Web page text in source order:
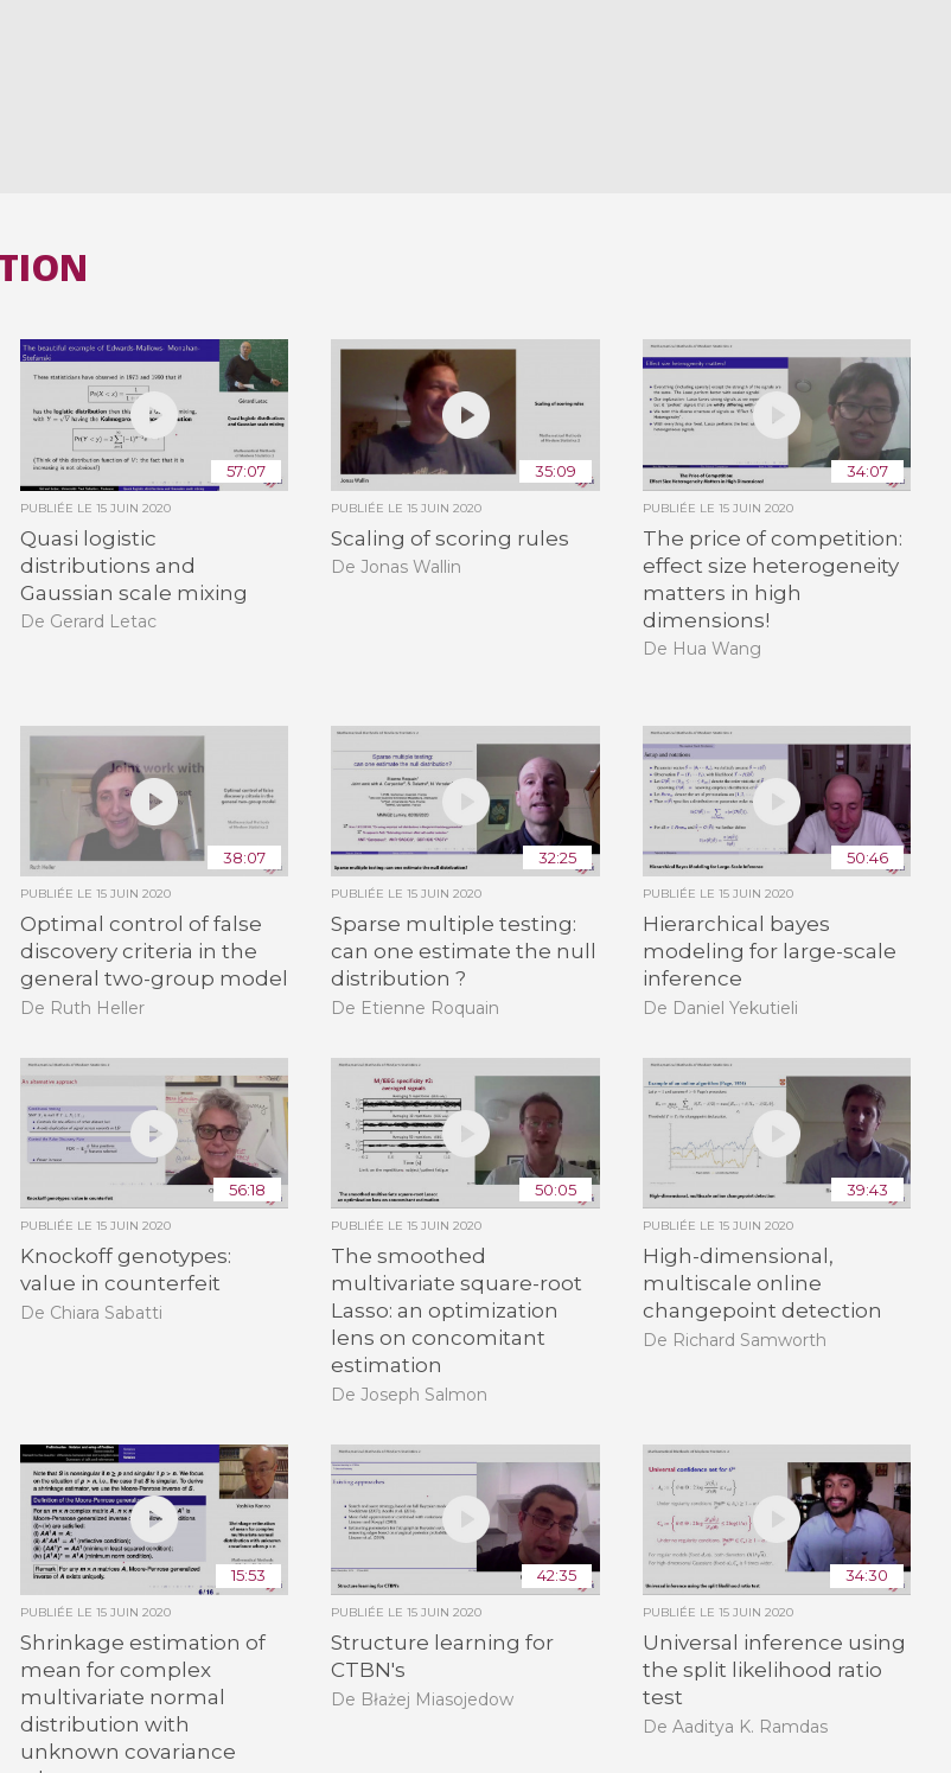
57:07
PUBLIÉE LE 15 JUIN 2020
Quasi logistic
distributions and
Gaussian scale mixing
De Gerard Letac
35:09
PUBLIÉE LE15 JUIN 2020
Scaling of scoring rules
De Jonas Wallin
34:07
PUBLIÉE LE 15 JUIN 2020
The price of competition:
effect size heterogeneity
matters in high
dimensions!
De Hua Wang
38:07
PUBLIÉE LE 15 JUIN 2020
Optimal control of false
discovery criteria in the
general two-group model
De Ruth Heller
32:25
PUBLIÉE LE15 JUIN 2020
Sparse multiple testing:
can one estimate the null
distribution ?
De Etienne Roquain
50:46
PUBLIÉE LE 15 JUIN 2020
Hierarchical bayes
modeling for large-scale
inference
De Daniel Yekutieli
56:18
PUBLIÉE LE 15 JUIN 2020
Knockoff genotypes:
value in counterfeit
De Chiara Sabatti
50:05
PUBLIÉE LE15 JUIN 2020
The smoothed
multivariate square-root
Lasso: an optimization
lens on concomitant
estimation
De Joseph Salmon
39:43
PUBLIÉE LE 15 JUIN 2020
High-dimensional,
multiscale online
changepoint detection
De Richard Samworth
15:53
PUBLIÉE LE 15 JUIN 2020
Shrinkage estimation of
mean for complex
multivariate normal
distribution with
unknown covariance
42:35
PUBLIÉE LE15 JUIN 2020
Structure learning for
CTBN's
De Błażej Miasojedow
34:30
PUBLIÉE LE 15 JUIN 2020
Universal inference using
the split likelihood ratio
test
De Aaditya K. Ramdas